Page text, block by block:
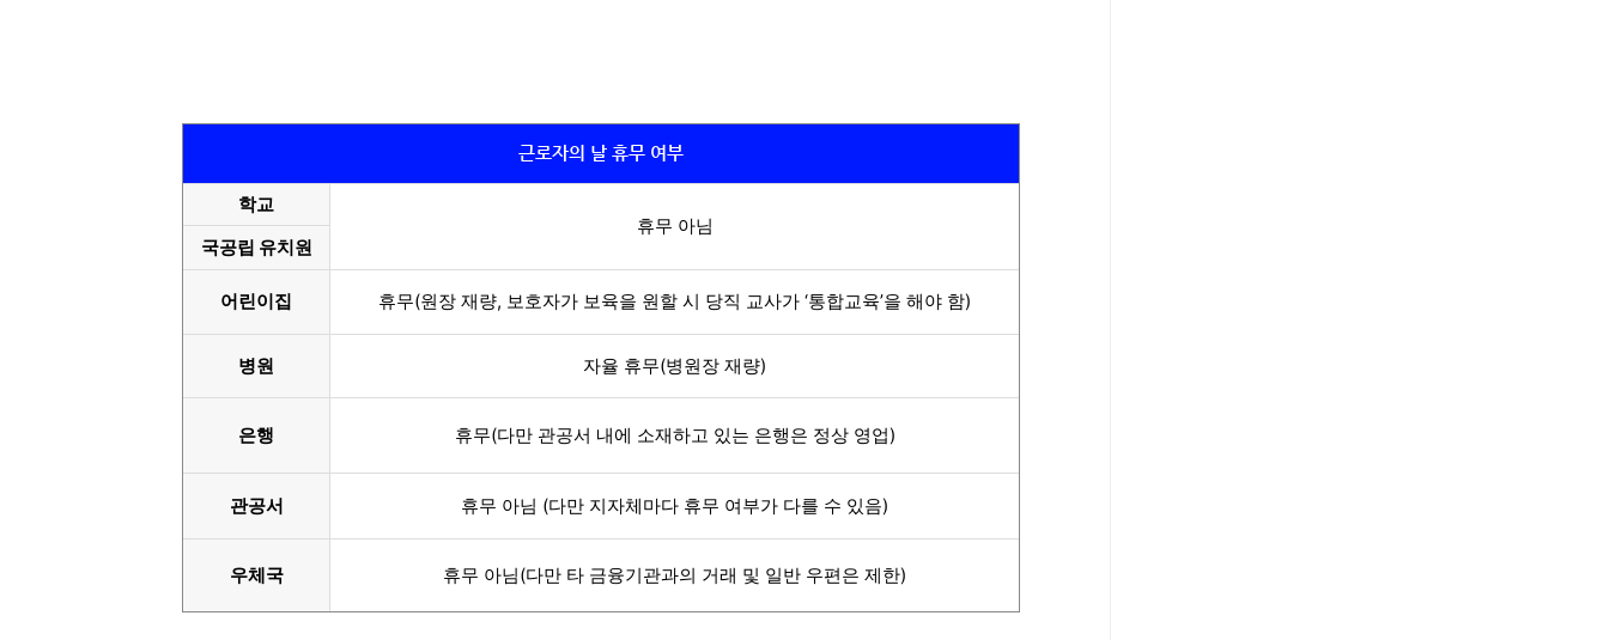
근로자의 날 휴무 여부
학교
휴무 아님
국공립 유치원
어린이집 휴무(원장 재량, 보호자가 보육을 원할 시 당직 교사가 ‘통합교육’을 해야 함)
병원 자율 휴무(병원장 재량)
은행 휴무(다만 관공서 내에 소재하고 있는 은행은 정상 영업)
관공서 휴무 아님 (다만 지자체마다 휴무 여부가 다를 수 있음)
우체국 휴무 아님(다만 타 금융기관과의 거래 및 일반 우편은 제한)